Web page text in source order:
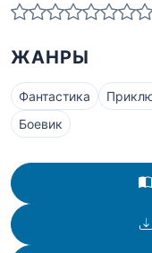
ЖАНРЫ
Фантастика
Боевик